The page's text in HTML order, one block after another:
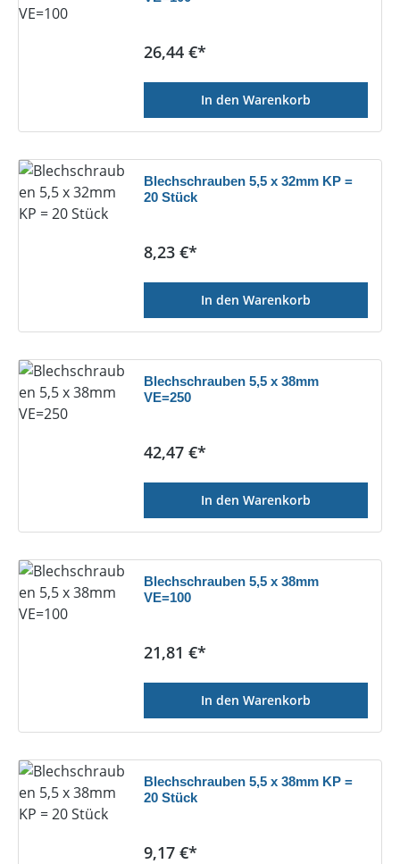
Regulärer Preis:
26,44 €*
In den Warenkorb
Blechschrauben 5,5 x 32mm KP =
20 Stück
Regulärer Preis:
8,23 €*
In den Warenkorb
Blechschrauben 5,5 x 38mm
VE=250
Regulärer Preis:
42,47 €*
In den Warenkorb
Blechschrauben 5,5 x 38mm
VE=100
Regulärer Preis:
21,81 €*
In den Warenkorb
Blechschrauben 5,5 x 38mm KP =
20 Stück
Regulärer Preis:
9,17 €*